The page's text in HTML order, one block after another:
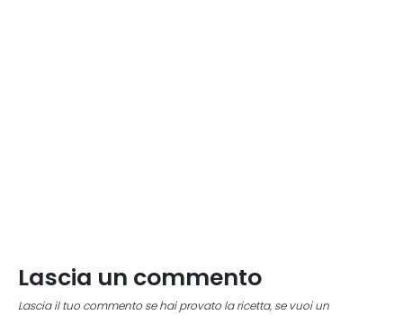
Lascia un commento
Lascia il tuo commento se hai provato la ricetta, se vuoi un